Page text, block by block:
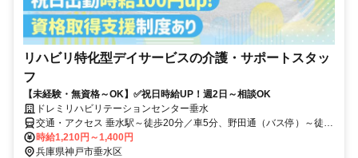
リハビリ特化型デイサービスの介護・サポートスタッ
フ
【未経験・無資格～OK】✅祝日時給UP！週2日～相談OK
ドレミリハビリテーションセンター垂水
交通・アクセス 垂水駅～徒歩20分／車5分、野田通（バス停）～徒歩
5分
時給1,210円～1,400円
兵庫県神戸市垂水区